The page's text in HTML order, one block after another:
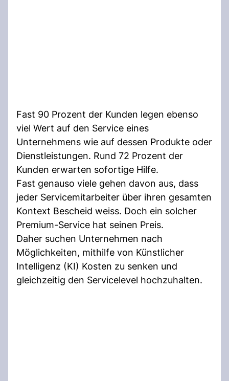
Fast 90 Prozent der Kunden legen ebenso
viel Wert auf den Service eines
Unternehmens wie auf dessen Produkte oder
Dienstleistungen. Rund 72 Prozent der
Kunden erwarten sofortige Hilfe.
Fast genauso viele gehen davon aus, dass
jeder Servicemitarbeiter über ihren gesamten
Kontext Bescheid weiss. Doch ein solcher
Premium-Service hat seinen Preis.
Daher suchen Unternehmen nach
Möglichkeiten, mithilfe von Künstlicher
Intelligenz (KI) Kosten zu senken und
gleichzeitig den Servicelevel hochzuhalten.